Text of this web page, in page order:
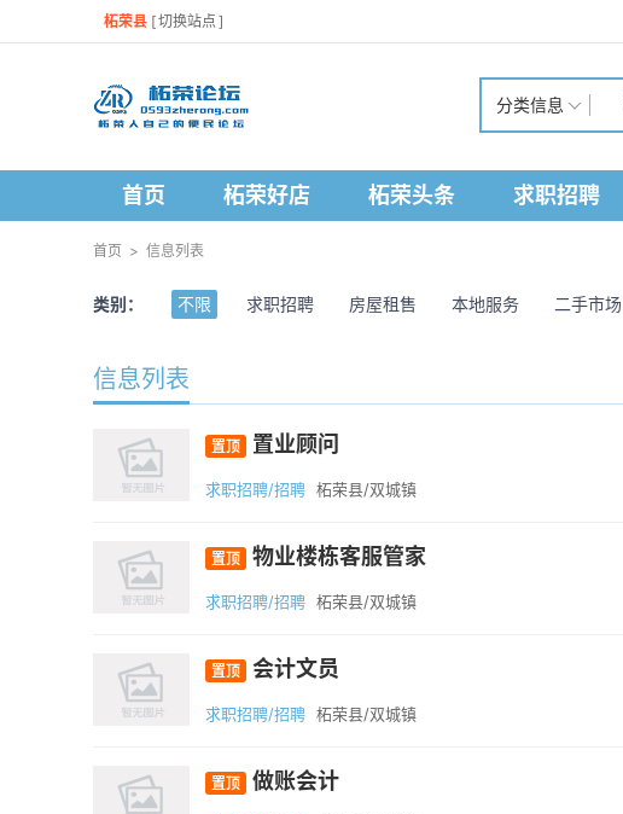
柘荣县 [切换站点 ]
分类信息
首页 柘荣好店 柘荣头条 求职招聘
首页 > 信息列表
类别： 不限 求职招聘 房屋租售 本地服务 二手市场
信息列表
置顶 置业顾问
求职招聘/招聘 柘荣县/双城镇
置顶 物业楼栋客服管家
求职招聘/招聘 柘荣县/双城镇
置顶 会计文员
求职招聘/招聘 柘荣县/双城镇
置顶 做账会计